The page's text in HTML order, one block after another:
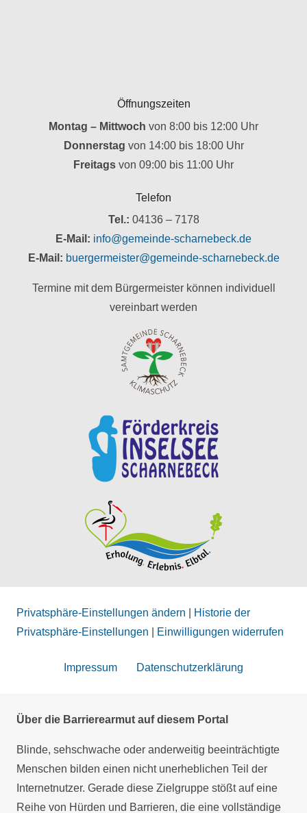
Öffnungszeiten
Montag – Mittwoch von 8:00 bis 12:00 Uhr
Donnerstag von 14:00 bis 18:00 Uhr
Freitags von 09:00 bis 11:00 Uhr
Telefon
Tel.: 04136 – 7178
E-Mail: info@gemeinde-scharnebeck.de
E-Mail: buergermeister@gemeinde-scharnebeck.de
Termine mit dem Bürgermeister können individuell
vereinbart werden
Privatsphäre-Einstellungen ändern
Historie der
Privatsphäre-Einstellungen
Einwilligungen widerrufen
Impressum Datenschutzerklärung
Über die Barrierearmut auf diesem Portal
Blinde, sehschwache oder anderweitig beeinträchtigte
Menschen bilden einen nicht unerheblichen Teil der
Internetnutzer. Gerade diese Zielgruppe stößt auf eine
Reihe von Hürden und Barrieren, die eine vollständige